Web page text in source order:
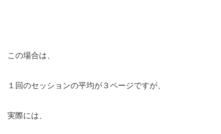
この場合は、
１回のセッションの平均が３ページですが、
実際には、